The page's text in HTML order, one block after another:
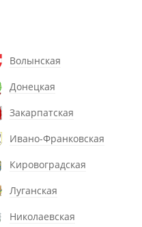
Волынская
Донецкая
Закарпатская
Ивано-Франковская
Кировоградская
Луганская
Николаевская